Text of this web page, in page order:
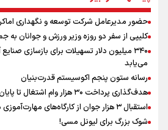
سیدمناف هاشمی در مراسم انجمن ورزشی
رسانه به ویژه ورزشی نویسان هستیم
علت نامگذاری ۱۷ مرداد به عنوان روز خبرنگار چیست؟
فوران یک آتشفشان قدرتمند در جنوب غربی
مرمت قلعه‌ تاریخی «آرو» / نجات تمدنی از
حضور مدیرعامل شرکت توسعه و نگهداری
کلیپی از سفر دو روزه وزیر ورزش و جوانان به
۳۴۰ میلیون دلار تسهیلات برای بازسازی
می‌یابد
رسانه ستون پنجم اکوسیستم قدرت‌بنیان
هدف‌گذاری پرداخت ۳۰ هزار وام اشتغال تا پایان سال
استقبال ۳ هزار جوان از کارگاه‌های مهارت‌آموزی در ۲۵۰ شهرستان کشور
شوک بزرگ برای لیونل مسی!